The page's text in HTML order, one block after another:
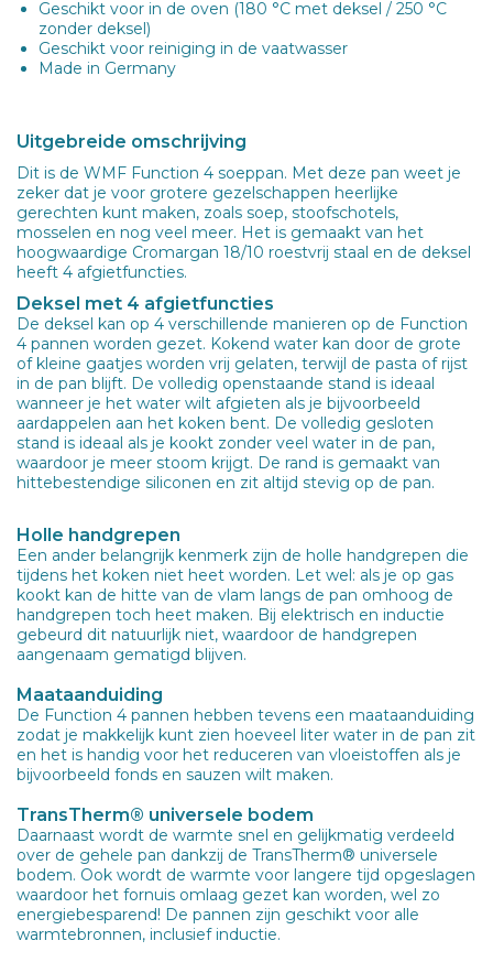
Geschikt voor in de oven (180 °C met deksel / 250 °C
zonder deksel)
Geschikt voor reiniging in de vaatwasser
Made in Germany
Uitgebreide omschrijving
Dit is de WMF Function 4 soeppan. Met deze pan weet je
zeker dat je voor grotere gezelschappen heerlijke
gerechten kunt maken, zoals soep, stoofschotels,
mosselen en nog veel meer. Het is gemaakt van het
hoogwaardige Cromargan 18/10 roestvrij staal en de deksel
heeft 4 afgietfuncties.
Deksel met 4 afgietfuncties
De deksel kan op 4 verschillende manieren op de Function
4 pannen worden gezet. Kokend water kan door de grote
of kleine gaatjes worden vrij gelaten, terwijl de pasta of rijst
in de pan blijft. De volledig openstaande stand is ideaal
wanneer je het water wilt afgieten als je bijvoorbeeld
aardappelen aan het koken bent. De volledig gesloten
stand is ideaal als je kookt zonder veel water in de pan,
waardoor je meer stoom krijgt. De rand is gemaakt van
hittebestendige siliconen en zit altijd stevig op de pan.
Holle handgrepen
Een ander belangrijk kenmerk zijn de holle handgrepen die
tijdens het koken niet heet worden. Let wel: als je op gas
kookt kan de hitte van de vlam langs de pan omhoog de
handgrepen toch heet maken. Bij elektrisch en inductie
gebeurd dit natuurlijk niet, waardoor de handgrepen
aangenaam gematigd blijven.
Maataanduiding
De Function 4 pannen hebben tevens een maataanduiding
zodat je makkelijk kunt zien hoeveel liter water in de pan zit
en het is handig voor het reduceren van vloeistoffen als je
bijvoorbeeld fonds en sauzen wilt maken.
TransTherm® universele bodem
Daarnaast wordt de warmte snel en gelijkmatig verdeeld
over de gehele pan dankzij de TransTherm® universele
bodem. Ook wordt de warmte voor langere tijd opgeslagen
waardoor het fornuis omlaag gezet kan worden, wel zo
energiebesparend! De pannen zijn geschikt voor alle
warmtebronnen, inclusief inductie.